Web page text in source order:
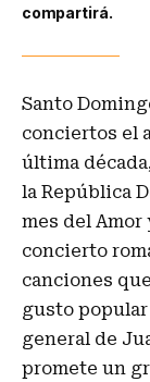
compartirá.
Santo
conciertos el
última
la República
mes del Amor
concierto
canciones
gusto
general de
promete un